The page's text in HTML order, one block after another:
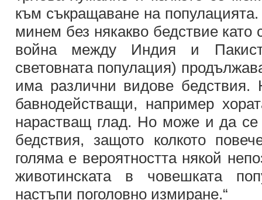
към съкращаване на
минем без някакво бедствие
война между Индия и
световната популация)
има различни видове
бавнодействащи, например
нарастващ глад. Но може и да се
бедствия, защото колкото
голяма е вероятността някой
животинската в човешката
настъпи поголовно измиране.“